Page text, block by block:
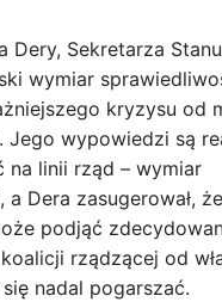
Dery, Sekretarza
wymiar
kryzysu od
Jego wypowiedzi są
na linii rząd – wymiar
a Dera zasugerował,
podjąć
rządzącej od
nadal pogarszać.